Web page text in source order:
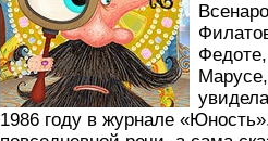
1986 году в журнале